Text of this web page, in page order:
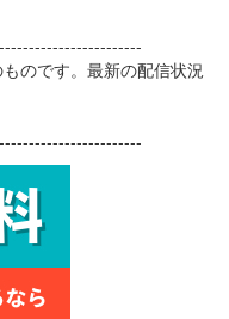
のです。最新の配信状況